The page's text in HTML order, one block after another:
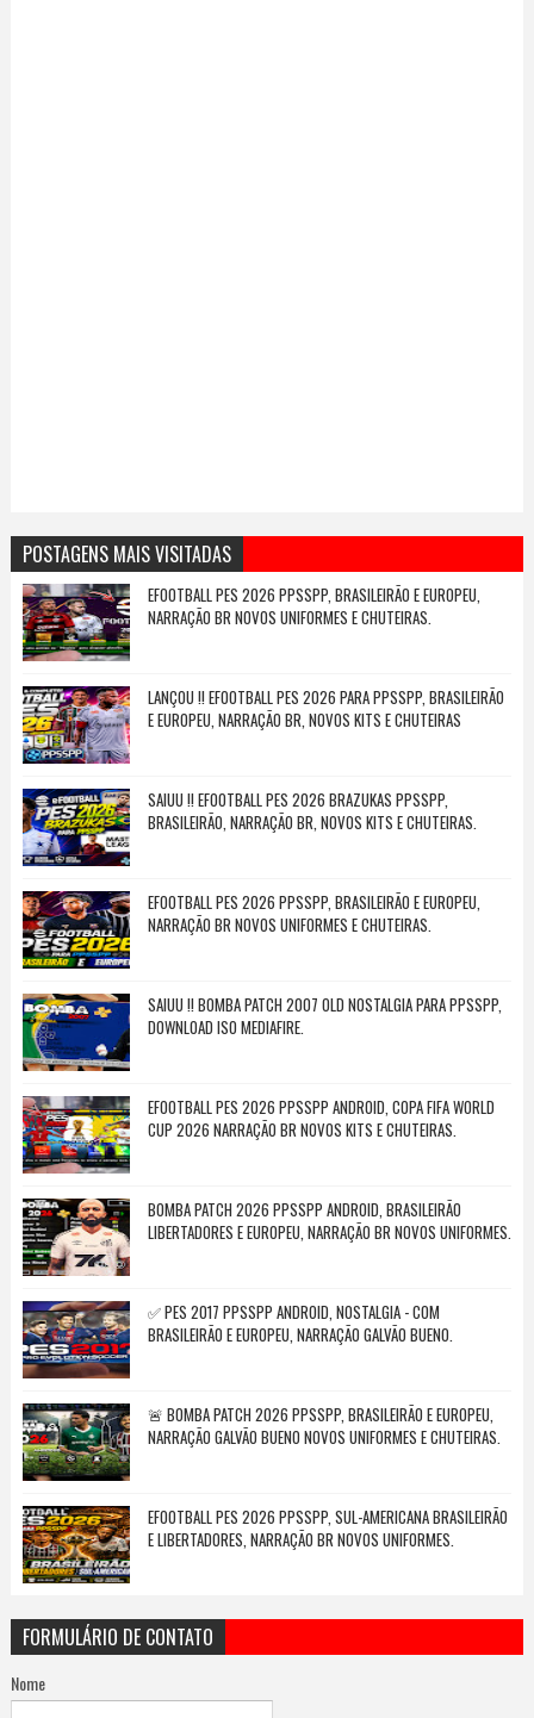
POSTAGENS MAIS VISITADAS
EFOOTBALL PES 2026 PPSSPP, BRASILEIRÃO E EUROPEU,
NARRAÇÃO BR NOVOS UNIFORMES E CHUTEIRAS.
LANÇOU !! EFOOTBALL PES 2026 PARA PPSSPP, BRASILEIRÃO
E EUROPEU, NARRAÇÃO BR, NOVOS KITS E CHUTEIRAS
SAIUU !! EFOOTBALL PES 2026 BRAZUKAS PPSSPP,
BRASILEIRÃO, NARRAÇÃO BR, NOVOS KITS E CHUTEIRAS.
EFOOTBALL PES 2026 PPSSPP, BRASILEIRÃO E EUROPEU,
NARRAÇÃO BR NOVOS UNIFORMES E CHUTEIRAS.
SAIUU !! BOMBA PATCH 2007 OLD NOSTALGIA PARA PPSSPP,
DOWNLOAD ISO MEDIAFIRE.
EFOOTBALL PES 2026 PPSSPP ANDROID, COPA FIFA WORLD
CUP 2026 NARRAÇÃO BR NOVOS KITS E CHUTEIRAS.
BOMBA PATCH 2026 PPSSPP ANDROID, BRASILEIRÃO
LIBERTADORES E EUROPEU, NARRAÇÃO BR NOVOS UNIFORMES.
✅ PES 2017 PPSSPP ANDROID, NOSTALGIA - COM
BRASILEIRÃO E EUROPEU, NARRAÇÃO GALVÃO BUENO.
🚨 BOMBA PATCH 2026 PPSSPP, BRASILEIRÃO E EUROPEU,
NARRAÇÃO GALVÃO BUENO NOVOS UNIFORMES E CHUTEIRAS.
EFOOTBALL PES 2026 PPSSPP, SUL-AMERICANA BRASILEIRÃO
E LIBERTADORES, NARRAÇÃO BR NOVOS UNIFORMES.
FORMULÁRIO DE CONTATO
Nome